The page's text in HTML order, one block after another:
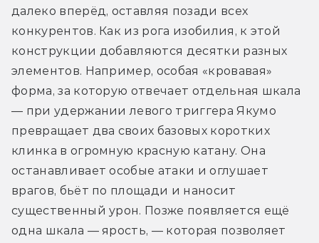
далеко вперёд, оставляя позади всех
конкурентов. Как из рога изобилия, к этой
конструкции добавляются десятки разных
элементов. Например, особая «кровавая»
форма, за которую отвечает отдельная шкала
— при удержании левого триггера Якумо
превращает два своих базовых коротких
клинка в огромную красную катану. Она
останавливает особые атаки и оглушает
врагов, бьёт по площади и наносит
существенный урон. Позже появляется ещё
одна шкала — ярость, — которая позволяет